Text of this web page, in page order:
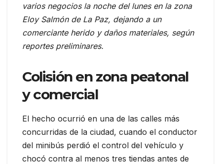
varios negocios la noche del lunes en la zona
Eloy Salmón de La Paz, dejando a un
comerciante herido y daños materiales, según
reportes preliminares.
Colisión en zona peatonal
y comercial
El hecho ocurrió en una de las calles más
concurridas de la ciudad, cuando el conductor
del minibús perdió el control del vehículo y
chocó contra al menos tres tiendas antes de